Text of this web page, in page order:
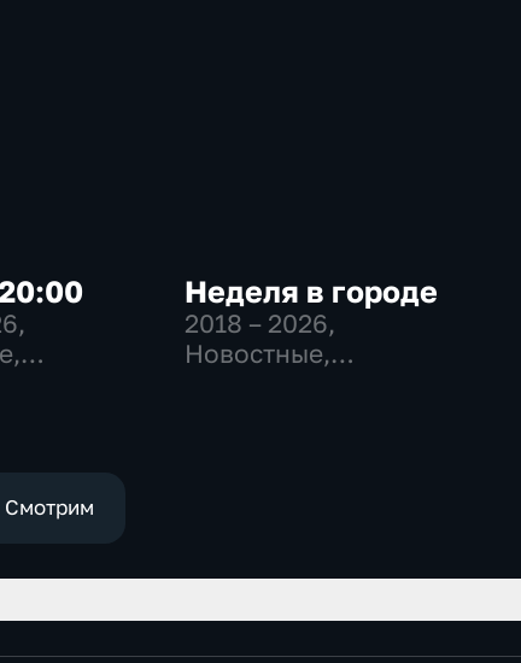
,
Неделя в городе
2018 – 2026,
Новостные,
Смотрим